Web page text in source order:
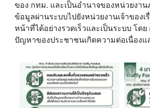
ของ กทม. และเป็นอำนาจของหน่วยงาน
ข้อมูลผ่านระบบไปยังหน่วยงานเจ้าของ
หน้าที่ได้อย่างรวดเร็วและเป็นระบบ โด
ปัญหาของประชาชนเกิดความต่อเนื่อง